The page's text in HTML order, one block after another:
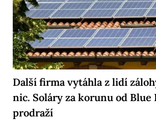
Další firma vytáhla z lidí
nic. Soláry za korunu od Blue
prodraží